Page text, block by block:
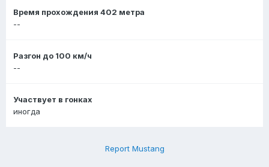
Время прохождения 402 метра
--
Разгон до 100 км/ч
--
Участвует в гонках
иногда
Report Mustang